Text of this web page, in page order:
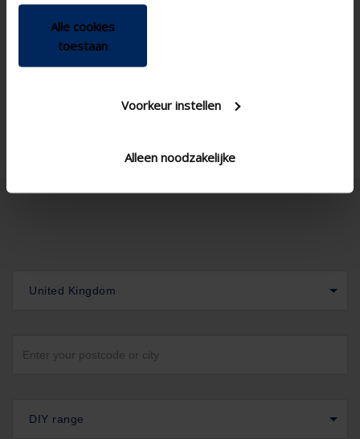
Alle cookies
toestaan
Voorkeur instellen
Alleen noodzakelijke
Type of concept
Type of Blind SS Variant
window - vertical
United Kingdom
DIY range